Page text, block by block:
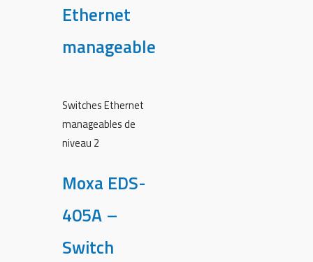
Ethernet
manageable
Switches Ethernet
manageables de
niveau 2
Moxa EDS-
405A –
Switch